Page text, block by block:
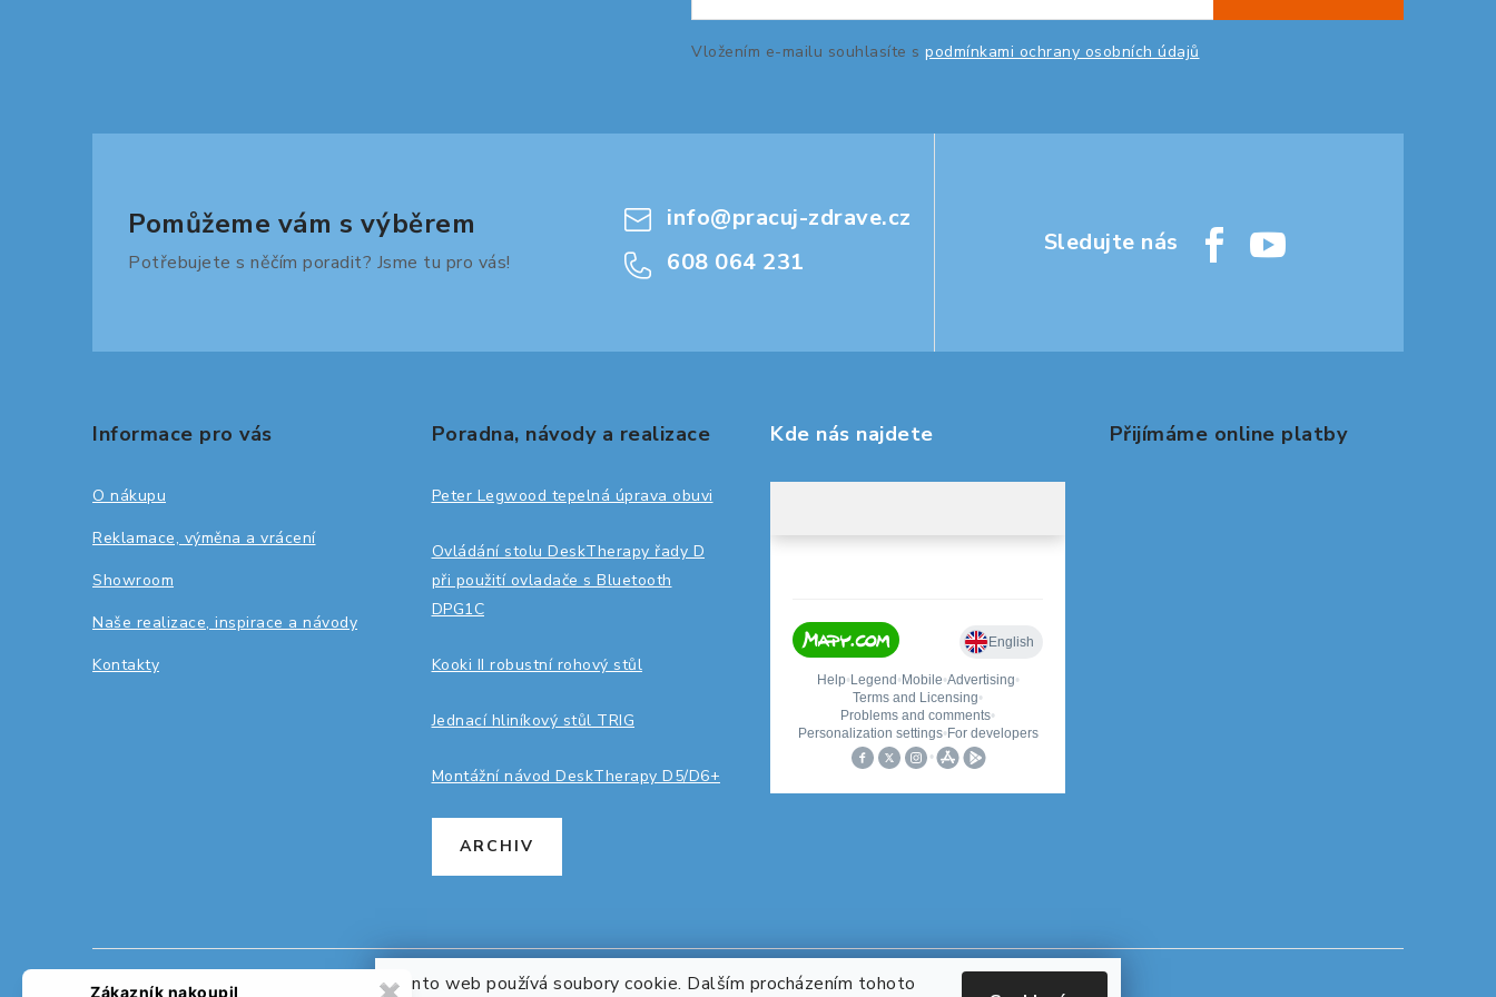
Tento web používá soubory cookie. Dalším procházením tohoto
Vložením e-mailu souhlasíte s podmínkami ochrany osobních údajů
Pomůžeme vám s výběrem
Potřebujete s něčím poradit? Jsme tu pro vás!
info@pracuj-zdrave.cz
608 064 231
Informace pro vás
O nákupu
Reklamace, výměna a vrácení
Showroom
Naše realizace, inspirace a návody
Kontakty
Poradna, návody a realizace
Peter Legwood tepelná úprava obuvi
Ovládání stolu DeskTherapy řady D
při použití ovladače s Bluetooth
DPG1C
Kooki II robustní rohový stůl
Jednací hliníkový stůl TRIG
Montážní návod DeskTherapy D5/D6+
ARCHIV
Kde nás najdete Přijímáme online platby
Zákazník nakoupil ✖